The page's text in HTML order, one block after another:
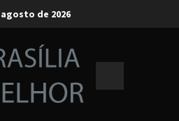
agosto de 2026